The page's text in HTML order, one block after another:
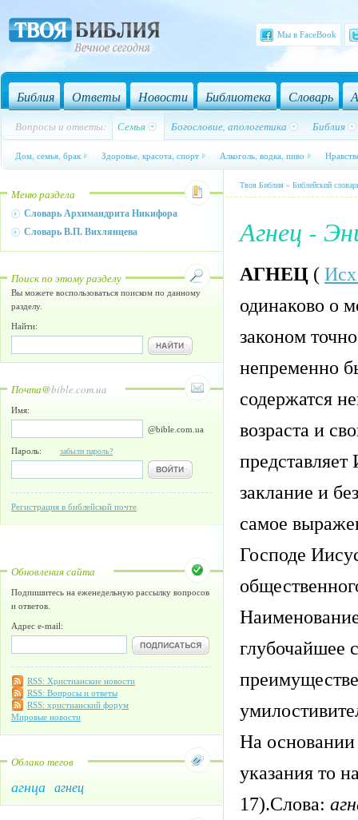
Мы в FaceBook
Библия Ответы Новости Библиотека Словарь
Вопросы и ответы: Семья Богословие, апологетика Библия
Дом, семья, брак Здоровье, красота, спорт Алкоголь, водка, пиво
Меню раздела
Словарь Архимандрита Никифора
Словарь В.П. Вихлянцева
Поиск по этому разделу
Вы можете воспользоваться поиском по данному
разделу.
Найти:
Почта@bible.com.ua
Имя:
@bible.com.ua
Пароль: забыли пароль?
Регистрация в библейской почте
Обновления сайта
Подпишитесь на еженедельную рассылку вопросов
и ответов.
Адрес e-mail:
RSS: Христианские новости
RSS: Вопросы и ответы
RSS: христианский форум
Мировые новости
Облако тегов
агнца агнец
Твоя Библия » Библейский
Агнец -
АГНЕЦ (
одинаково о
законом
непременно
содержатся
возраста и
заклание и
самое
Господе
глубочайшее
На
указания то
17).Слова: